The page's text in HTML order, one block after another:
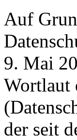
Auf
9. Mai
Wortlaut
der seit